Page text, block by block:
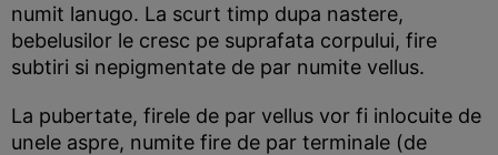
numit lanugo. La scurt timp dupa nastere,
bebelusilor le cresc pe suprafata corpului, fire
subtiri si nepigmentate de par numite vellus.
La pubertate, firele de par vellus vor fi inlocuite de
unele aspre, numite fire de par terminale (de